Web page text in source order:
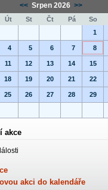
<< Srpen 2026 >>
Út St Čt Pá So
1
4 5 6 7 8
11 12 13 14 15
18 19 20 21 22
25 26 27 28 29
akce
akci do kalendáře